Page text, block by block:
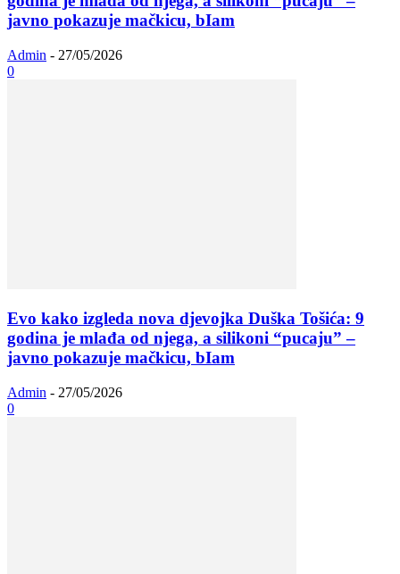
javno pokazuje mačkicu, bIam
Admin - 27/05/2026
0
Evo kako izgleda nova djevojka Duška Tošića: 9
godina je mlađa od njega, a silikoni “pucaju” –
javno pokazuje mačkicu, bIam
Admin - 27/05/2026
0